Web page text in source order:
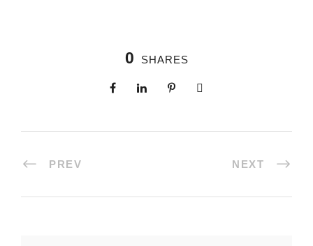
0 SHARES
PREV NEXT